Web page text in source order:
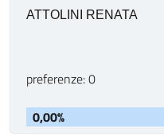
ATTOLINI RENATA
preferenze: 0
0,00%